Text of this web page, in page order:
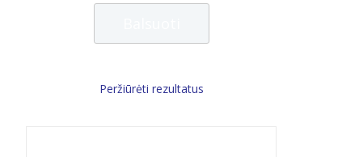
Peržiūrėti rezultatus